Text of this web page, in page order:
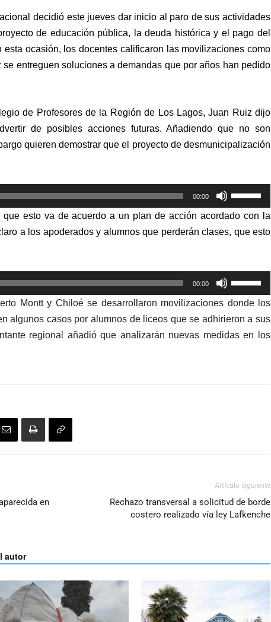
decidió este jueves dar inicio al paro de sus actividades
de educación pública, la deuda histórica y el pago del
esta ocasión, los docentes calificaron las movilizaciones como
entreguen soluciones a demandas que por años han pedido
de Profesores de la Región de Los Lagos, Juan Ruiz dijo
de posibles acciones futuras. Añadiendo que no son
quieren demostrar que el proyecto de desmunicipalización
00:00
las
teclas
de
para
aumentar
disminuir
esto va de acuerdo a un plan de acción acordado con la
a los apoderados y alumnos que perderán clases, que esto
00:00
las
teclas
de
flecha
Montt y Chiloé se desarrollaron movilizaciones donde los
algunos casos por alumnos de liceos que se adhirieron a sus
regional añadió que analizarán nuevas medidas en los
en
Artículo siguiente
Rechazo transversal a solicitud de borde
costero realizado vía ley Lafkenche
autor